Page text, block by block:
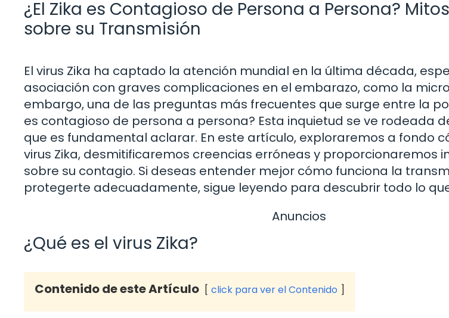
¿El Zika es Contagioso de Persona a Persona?
sobre su Transmisión
El virus Zika ha captado la atención mundial en la última década,
asociación con graves complicaciones en el embarazo, como la
embargo, una de las preguntas más frecuentes que surge entre la
es contagioso de persona a persona? Esta inquietud se ve rodeada
que es fundamental aclarar. En este artículo, exploraremos a fondo
virus Zika, desmitificaremos creencias erróneas y proporcionaremos
sobre su contagio. Si deseas entender mejor cómo funciona la
protegerte adecuadamente, sigue leyendo para descubrir todo lo
Anuncios
¿Qué es el virus Zika?
Contenido de este Artículo click para ver el Contenido